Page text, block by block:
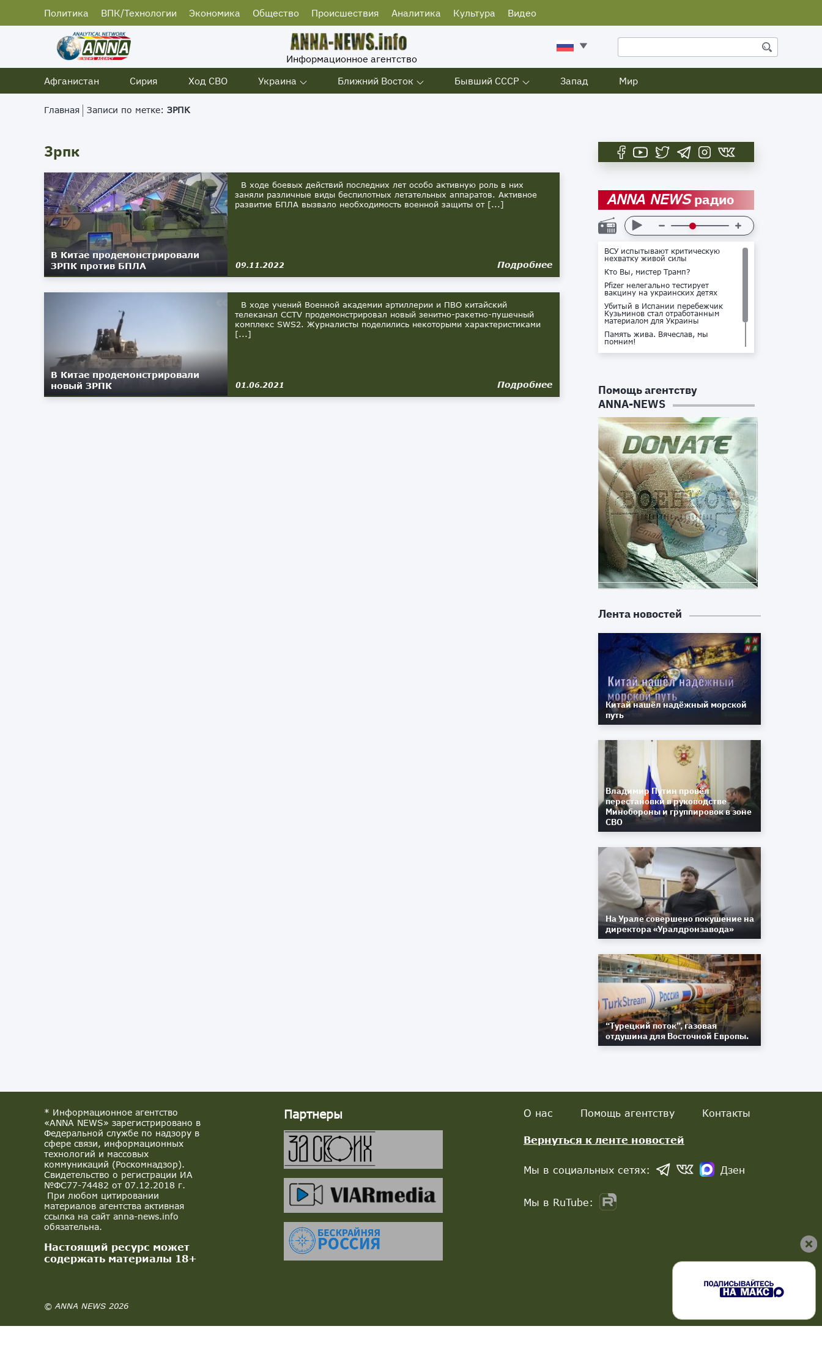
Политика ВПК/Технологии Экономика Общество Происшествия Аналитика Культура Видео
Информационное агентство
Афганистан
Сирия Ход СВО Украина Ближний Восток Бывший СССР Запад Мир
Главная Записи по метке: ЗРПК
Зрпк
В Китае продемонстрировали
ЗРПК против БПЛА
В ходе боевых действий последних лет особо активную роль в них
заняли различные виды беспилотных летательных аппаратов. Активное
развитие БПЛА вызвало необходимость военной защиты от [...]
09.11.2022 Подробнее
В Китае продемонстрировали
новый ЗРПК
В ходе учений Военной академии артиллерии и ПВО китайский
телеканал CCTV продемонстрировал новый зенитно-ракетно-пушечный
комплекс SWS2. Журналисты поделились некоторыми характеристиками
[...]
01.06.2021 Подробнее
ANNA NEWSрадио
ВСУ испытывают критическую
нехватку живой силы
Кто Вы, мистер Трамп?
Pfizer нелегально тестирует
вакцину на украинских детях
Убитый в Испании перебежчик
Кузьминов стал отработанным
материалом для Украины
Память жива. Вячеслав, мы
помним!
Не доставайся ты никому!
Помощь агентству
ANNA-NEWS
Лента новостей
Китай нашёл надёжный морской
путь
Владимир Путин провёл
перестановки в руководстве
Минобороны и группировок в зоне
СВО
На Урале совершено покушение на
директора «Уралдронзавода»
“Турецкий поток”, газовая
отдушина для Восточной Европы.
* Информационное агентство
«ANNA NEWS» зарегистрировано в
Федеральной службе по надзору в
сфере связи, информационных
технологий и массовых
коммуникаций (Роскомнадзор).
Свидетельство о регистрации ИА
№ФС77-74482 от 07.12.2018 г.
При любом цитировании
материалов агентства активная
ссылка на сайт anna-news.info
обязательна.
Настоящий ресурс может
содержать материалы 18+
© ANNA NEWS 2026
Партнеры О нас Помощь агентству Контакты
Вернуться к ленте новостей
Мы в социальных сетях: Дзен
Мы в RuTube: